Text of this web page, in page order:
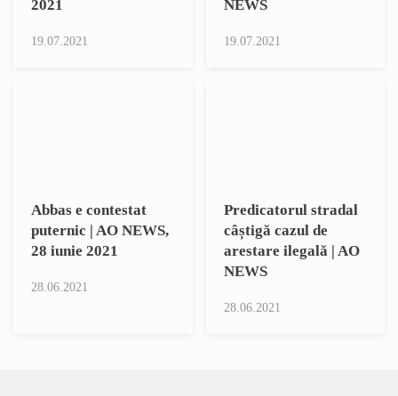
2021
19.07.2021
NEWS
19.07.2021
Abbas e contestat
puternic | AO NEWS,
28 iunie 2021
28.06.2021
Predicatorul stradal
câștigă cazul de
arestare ilegală | AO
NEWS
28.06.2021